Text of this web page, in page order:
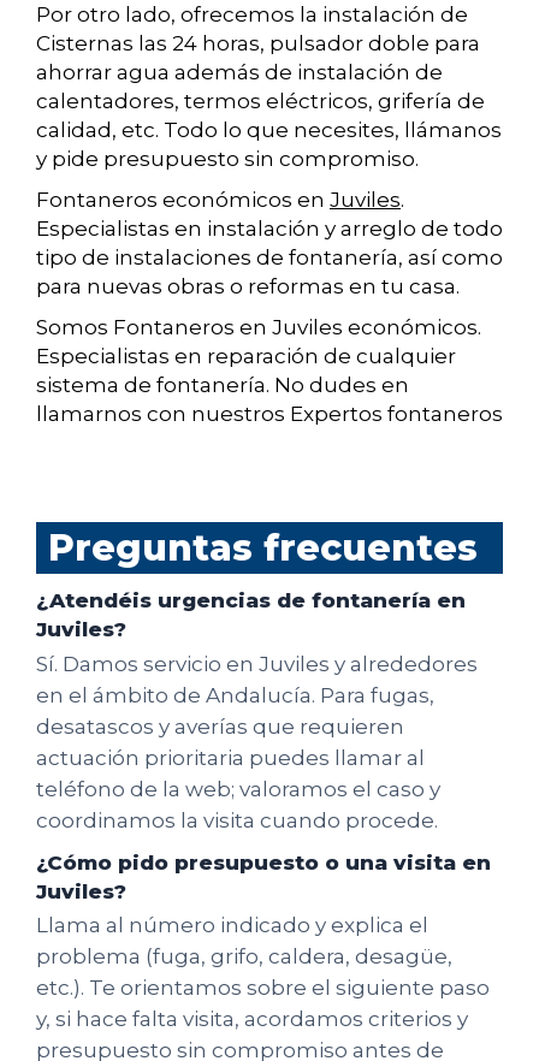
Por otro lado, ofrecemos la instalación de
Cisternas las 24 horas, pulsador doble para
ahorrar agua además de instalación de
calentadores, termos eléctricos, grifería de
calidad, etc. Todo lo que necesites, llámanos
y pide presupuesto sin compromiso.
Fontaneros económicos en Juviles.
Especialistas en instalación y arreglo de todo
tipo de instalaciones de fontanería, así como
para nuevas obras o reformas en tu casa.
Somos Fontaneros en Juviles económicos.
Especialistas en reparación de cualquier
sistema de fontanería. No dudes en
llamarnos con nuestros Expertos fontaneros
Preguntas frecuentes
¿Atendéis urgencias de fontanería en
Juviles?
Sí. Damos servicio en Juviles y alrededores
en el ámbito de Andalucía. Para fugas,
desatascos y averías que requieren
actuación prioritaria puedes llamar al
teléfono de la web; valoramos el caso y
coordinamos la visita cuando procede.
¿Cómo pido presupuesto o una visita en
Juviles?
Llama al número indicado y explica el
problema (fuga, grifo, caldera, desagüe,
etc.). Te orientamos sobre el siguiente paso
y, si hace falta visita, acordamos criterios y
presupuesto sin compromiso antes de